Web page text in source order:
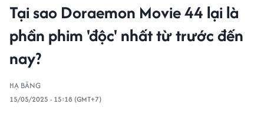
Tại sao Doraemon Movie 44 lại là
phần phim 'độc' nhất từ trước đến
nay?
HẠ BĂNG
15/05/2025 - 15:18 (GMT+7)